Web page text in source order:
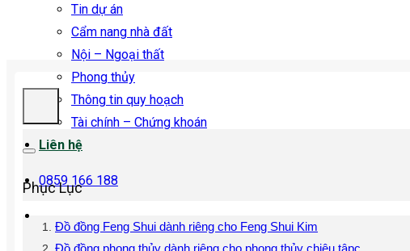
Tin dự án
Cẩm nang nhà đất
Nội – Ngoại thất
Phong thủy
Thông tin quy hoạch
Tài chính – Chứng khoán
Liên hệ
0859 166 188
Phục Lục
Đồ đồng Feng Shui dành riêng cho Feng Shui Kim
Đồ đồng phong thủy dành riêng cho phong thủy chiêu tậpc